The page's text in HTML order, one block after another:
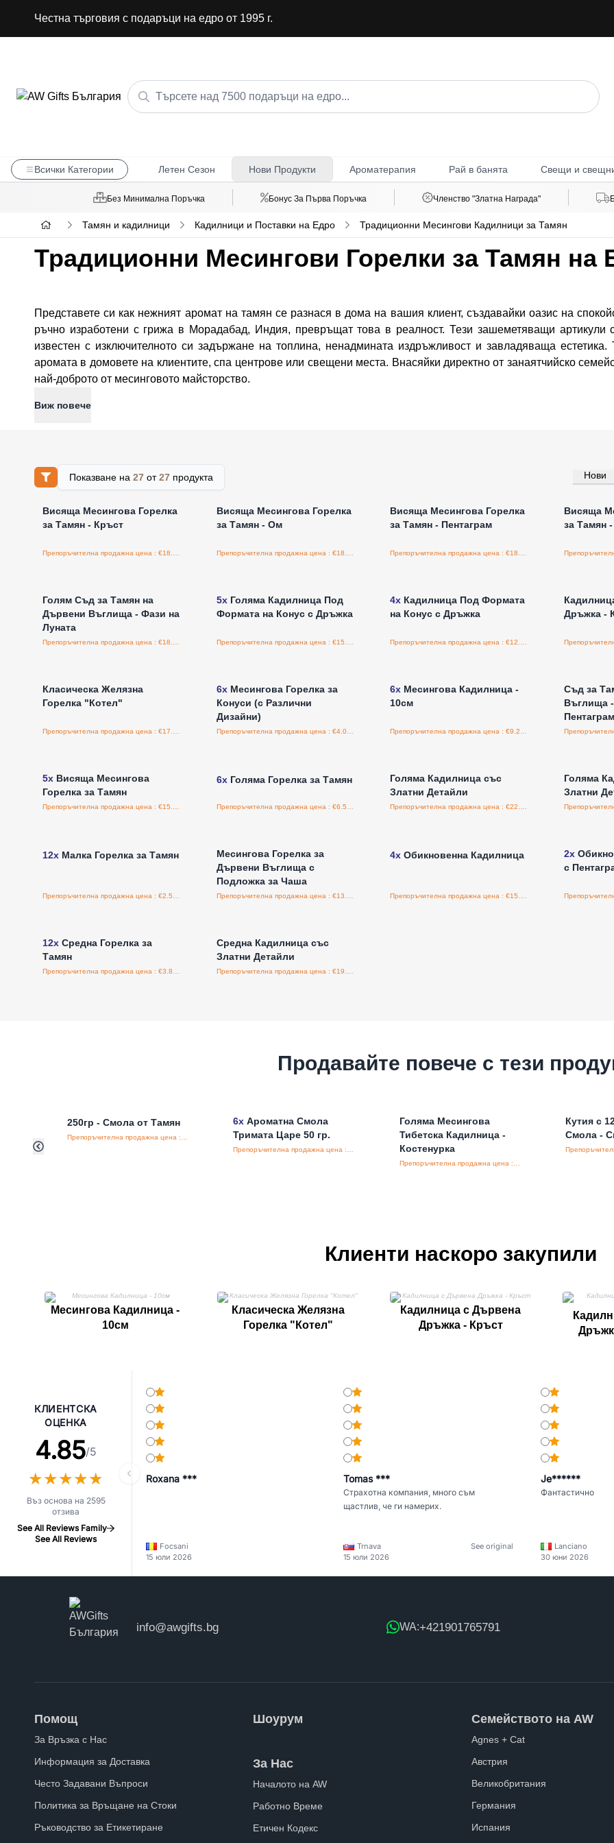
Честна търговия с подаръци на едро от 1995 г.
Всички Категории Летен Сезон Нови Продукти Ароматерапия Рай в банята Свещи и
Без Минимална Поръчка Бонус За Първа Поръчка Членство "Златна Награда"
Тамян и кадилници Кадилници и Поставки на Едро Традиционни Месингови Кадилници за Тамян
Традиционни Месингови Горелки за Тамян на
Представете си как нежният аромат на тамян се разнася в дома на вашия клиент, създавайки оазис на
ръчно изработени с грижа в Морадабад, Индия, превръщат това в реалност. Тези зашеметяващи
известен с изключителното си задържане на топлина, ненадмината издръжливост и завладяваща
аромата в домовете на клиентите, спа центрове или свещени места. Внасяйки директно от занаятчийско
най-доброто от месинговото майсторство.
Виж повече
Показване на 27от27продукта Нови
Влезте за цени на едро
Висяща Месингова Горелка
за Тамян - Кръст
Висяща Месингова Горелка
за Тамян - Ом
Висяща Месингова Горелка
за Тамян - Пентаграм
Висяща
за Тамян
Голям Съд за Тамян на
Дървени Въглища - Фази на
Луната
5xГоляма Кадилница Под
Формата на Конус с Дръжка
4x Кадилница Под Формата
на Конус с Дръжка
Дръжка -
Класическа Желязна
Горелка "Котел"
6xМесингова Горелка за
Конуси (с Различни
Дизайни)
Препоръчителна продажна цена : €4.00/бройка
6x Месингова Кадилница -
10см
Съд за
Въглища
Пентаграм
5x Висяща Месингова
Горелка за Тамян
6xГоляма Горелка за Тамян
Голяма Кадилница със
Златни Детайли
Голяма
Златни
12x Малка Горелка за Тамян
Месингова Горелка за
Дървени Въглища с
Подложка за Чаша
4x Обикновенна Кадилница 2x
с
12x Средна Горелка за
Тамян
Средна Кадилница със
Златни Детайли
Продавайте повече с тези
250гр - Смола от Тамян 6x Ароматна Смола
Тримата Царе 50 гр.
Голяма Месингова
Тибетска Кадилница -
Костенурка
Кутия с
Смола -
Клиенти наскоро закупили
Месингова Кадилница -
10см
Класическа Желязна
Горелка "Котел"
Кадилница с Дървена
Дръжка - Кръст
КЛИЕНТСКА
ОЦЕНКА
4.85/5
★★★★★
★★★★★
Въз основа на 2595
отзива
See All Reviews Family
See All Reviews
Roxana ***
Focsani
15 юли 2026
Tomas ***
Страхотна компания, много съм
щастлив, че ги намерих.
Trnava
See original
15 юли 2026
Je******
Фантастично
Lanciano
30 юни 2026
info@awgifts.bg WA:+421901765791
Помощ
За Връзка с Нас
Информация за Доставка
Често Задавани Въпроси
Политика за Връщане на Стоки
Ръководство за Етикетиране
Шоурум
За Нас
Началото на AW
Работно Време
Етичен Кодекс
Семейството на AW
Agnes + Cat
Австрия
Великобритания
Германия
Испания